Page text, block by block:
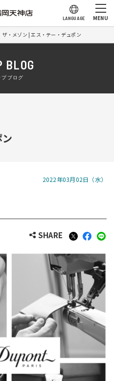
LANGUAGE MENU
・メゾン | エス・テー・デュポン
BLOG
プブログ
2022年03月02日（水）
SHARE